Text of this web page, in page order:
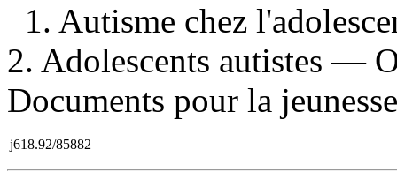
1. Autisme chez
2. Adolescents autistes —
Documents pour la
j618.92/85882